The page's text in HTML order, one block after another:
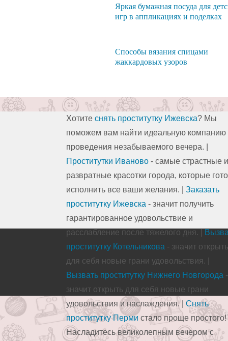
Яркая бумажная посуда для
игр в аппликациях и поделках
Способы вязания спицами
жаккардовых узоров
Хотите снять проститутку Ижевска? Мы
поможем вам найти идеальную компанию
проведения незабываемого вечера. |
Проститутки Иваново - самые страстные и
развратные красотки города, которые
исполнить все ваши желания. | Заказать
проститутку Ижевска - значит получить
гарантированное удовольствие и
расслабление после тяжелого дня. |
проститутку Котельникова - значит открыть
для себя новые грани удовольствия. |
Вызвать проститутку Нижнего Новгорода -
значит открыть для себя новые грани
удовольствия и наслаждения. | Снять
проститутку Перми стало проще простого!
Насладитесь великолепным вечером с